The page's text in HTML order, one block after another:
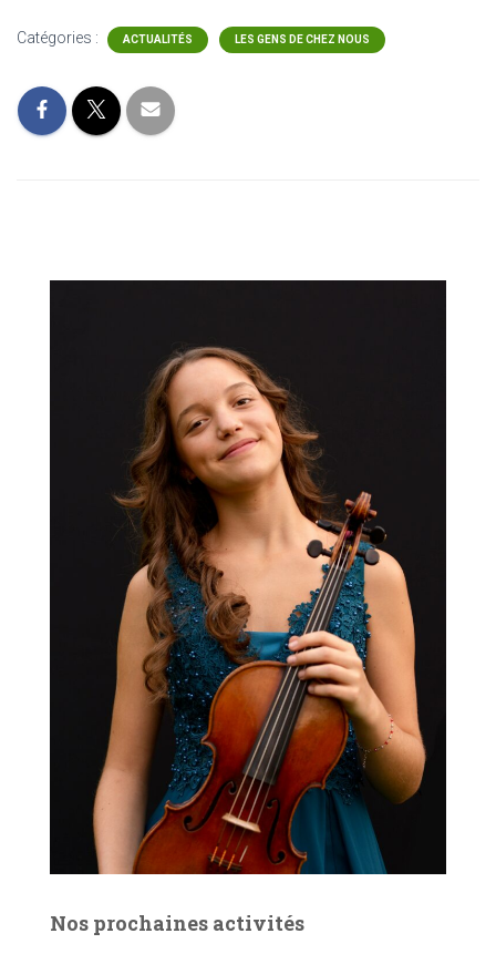
Catégories : ACTUALITÉS LES GENS DE CHEZ NOUS
Nos prochaines activités